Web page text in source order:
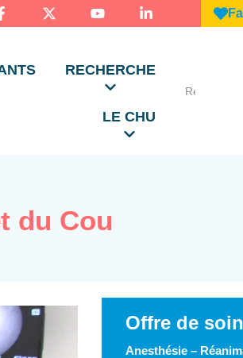
RECHERCHE
LE CHU
du Cou
Offre de
Anesthésie –